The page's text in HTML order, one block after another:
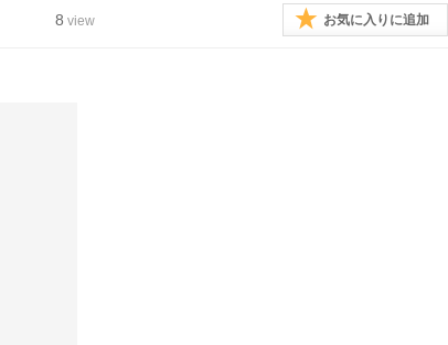
8 view お気に入りに追加